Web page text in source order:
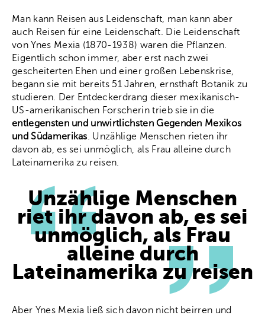
Man kann Reisen aus Leidenschaft, man kann aber
auch Reisen für eine Leidenschaft. Die Leidenschaft
von Ynes Mexia (1870-1938) waren die Pflanzen.
Eigentlich schon immer, aber erst nach zwei
gescheiterten Ehen und einer großen Lebenskrise,
begann sie mit bereits 51 Jahren, ernsthaft Botanik zu
studieren. Der Entdeckerdrang dieser mexikanisch-
US-amerikanischen Forscherin trieb sie in die
entlegensten und unwirtlichsten Gegenden Mexikos
und Südamerikas. Unzählige Menschen rieten ihr
davon ab, es sei unmöglich, als Frau alleine durch
Lateinamerika zu reisen.
Unzählige Menschen
riet ihr davon ab, es sei
unmöglich, als Frau
alleine durch
Lateinamerika zu reisen
Aber Ynes Mexia ließ sich davon nicht beirren und